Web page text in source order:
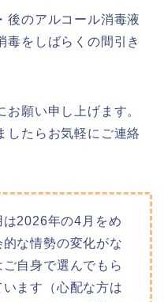
後のアルコール消毒液
毒をしばらくの間引き
願い申し上げます。
したらお気軽にご連絡
2026年の4月をめ
な情勢の変化がな
自身で選んでもら
ます（心配な方は